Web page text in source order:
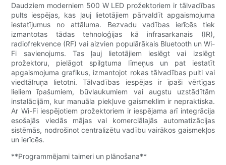
Daudziem moderniem 500 W LED prožektoriem ir tālvadības
pults iespējas, kas ļauj lietotājiem pārvaldīt apgaismojuma
iestatījumus no attāluma. Bezvadu vadības ierīcēs tiek
izmantotas tādas tehnoloģijas kā infrasarkanais (IR),
radiofrekvence (RF) vai aizvien populārākais Bluetooth un Wi-
Fi savienojums. Tas ļauj lietotājiem ieslēgt vai izslēgt
prožektoru, pielāgot spilgtuma līmeņus un pat iestatīt
apgaismojuma grafikus, izmantojot rokas tālvadības pulti vai
viedtālruņa lietotni. Tālvadības iespējas ir īpaši vērtīgas
lieliem īpašumiem, būvlaukumiem vai augstu uzstādītām
instalācijām, kur manuāla piekļuve gaismeklim ir nepraktiska.
Ar Wi-Fi iespējotiem prožektoriem ir iespējama arī integrācija
esošajās viedās mājas vai komerciālajās automatizācijas
sistēmās, nodrošinot centralizētu vadību vairākos gaismekļos
un ierīcēs.
**Programmējami taimeri un plānošana**